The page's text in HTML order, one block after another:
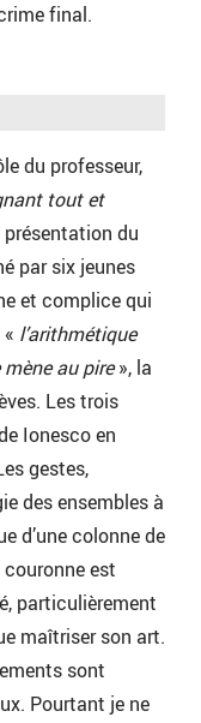
final.
du professeur,
tout et
du
par six jeunes
et complice qui
l’arithmétique
au pire», la
Les trois
Ionesco en
gestes,
des ensembles à
d’une colonne de
est
particulièrement
maîtriser son art.
sont
Pourtant je ne